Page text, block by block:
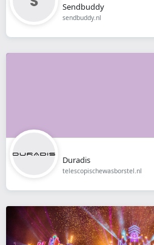
Sendbuddy
sendbuddy.nl
Duradis
telescopischewasborstel.nl